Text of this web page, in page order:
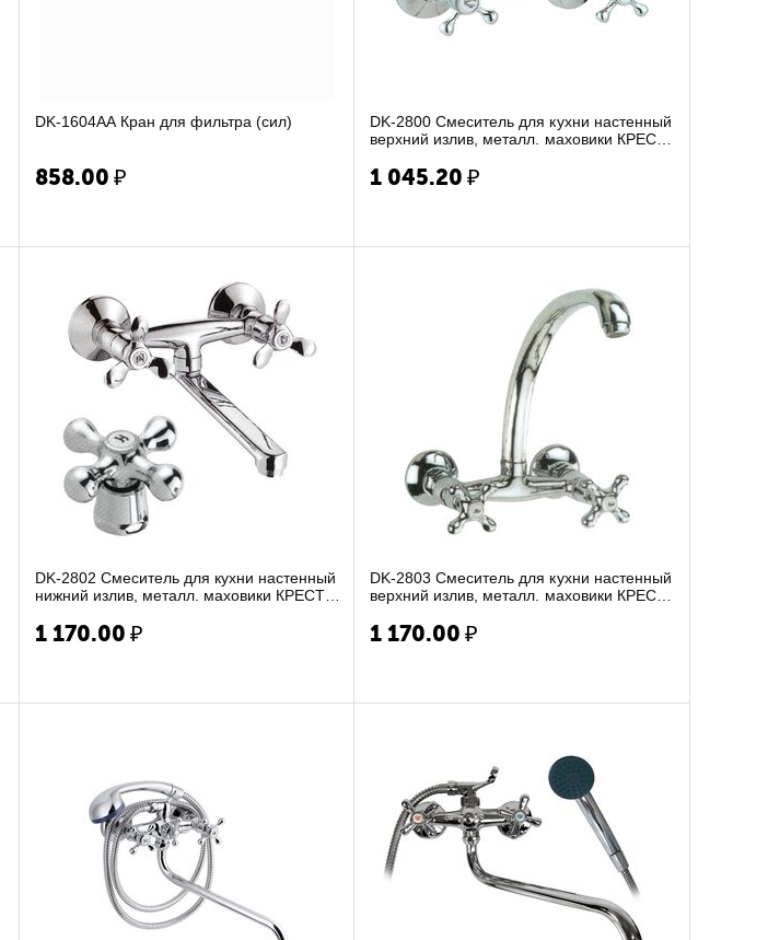
DK-1604AA Кран для фильтра (сил)
858.00 ₽
DK-2800 Смеситель для кухни настенный
верхний излив, металл. маховики КРЕСТ,
1 045.20 ₽
DK-2802 Смеситель для кухни настенный
нижний излив, металл. маховики КРЕСТ,
1 170.00 ₽
DK-2803 Смеситель для кухни настенный
верхний излив, металл. маховики КРЕСТ,
1 170.00 ₽